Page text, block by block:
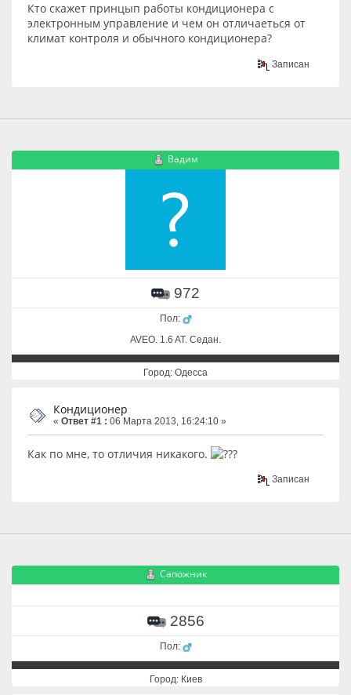
Кто скажет принцып работы кондиционера с
электронным управление и чем он отличаеться от
климат контроля и обычного кондиционера?
Записан
Вадим
972
Пол:
AVEO. 1.6 AT. Cедан.
Город: Одесса
Кондиционер
« Ответ #1 : 06 Марта 2013, 16:24:10 »
Как по мне, то отличия никакого.
Записан
Сапожник
2856
Пол:
Город: Киев